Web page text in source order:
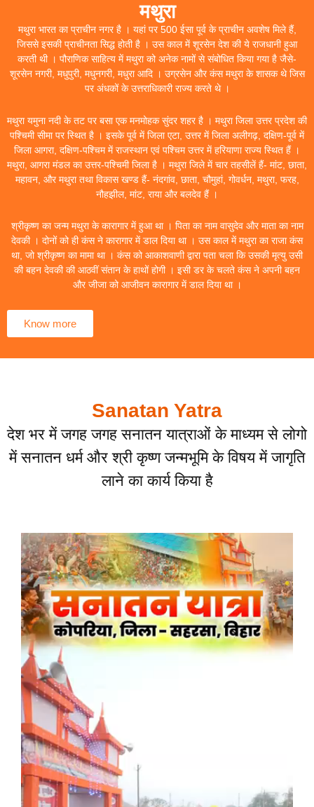
मथुरा
मथुरा भारत का प्राचीन नगर है । यहां पर 500 ईसा पूर्व के प्राचीन अवशेष मिले हैं,
जिससे इसकी प्राचीनता सिद्ध होती है । उस काल में शूरसेन देश की ये राजधानी हुआ
करती थी । पौराणिक साहित्य में मथुरा को अनेक नामों से संबोधित किया गया है जैसे-
शूरसेन नगरी, मधुपुरी, मधुनगरी, मधुरा आदि । उग्रसेन और कंस मथुरा के शासक थे जिस
पर अंधकों के उत्तराधिकारी राज्य करते थे ।
मथुरा यमुना नदी के तट पर बसा एक मनमोहक सुंदर शहर है । मथुरा जिला उत्तर प्रदेश की
पश्चिमी सीमा पर स्थित है । इसके पूर्व में जिला एटा, उत्तर में जिला अलीगढ़, दक्षिण-पूर्व में
जिला आगरा, दक्षिण-पश्चिम में राजस्थान एवं पश्चिम उत्तर में हरियाणा राज्य स्थित हैं ।
मथुरा, आगरा मंडल का उत्तर-पश्चिमी जिला है । मथुरा जिले में चार तहसीलें हैं- मांट, छाता,
महावन, और मथुरा तथा विकास खण्ड हैं- नंदगांव, छाता, चौमुहां, गोवर्धन, मथुरा, फरह,
नौहझील, मांट, राया और बलदेव हैं ।
श्रीकृष्ण का जन्म मथुरा के कारागार में हुआ था । पिता का नाम वासुदेव और माता का नाम
देवकी । दोनों को ही कंस ने कारागार में डाल दिया था । उस काल में मथुरा का राजा कंस
था, जो श्रीकृष्ण का मामा था । कंस को आकाशवाणी द्वारा पता चला कि उसकी मृत्यु उसी
की बहन देवकी की आठवीं संतान के हाथों होगी । इसी डर के चलते कंस ने अपनी बहन
और जीजा को आजीवन कारागार में डाल दिया था ।
Know more
Sanatan Yatra
देश भर में जगह जगह सनातन यात्राओं के माध्यम से लोगो
में सनातन धर्म और श्री कृष्ण जन्मभूमि के विषय में जागृति
लाने का कार्य किया है